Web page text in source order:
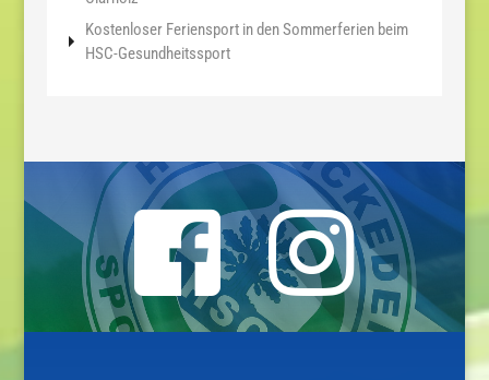
Kostenloser Feriensport in den Sommerferien beim
HSC-Gesundheitssport